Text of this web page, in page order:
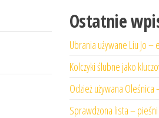
Ostatnie
Ubrania używane Liu Jo –
Kolczyki ślubne jako
Odzież używana
Sprawdzona lista –